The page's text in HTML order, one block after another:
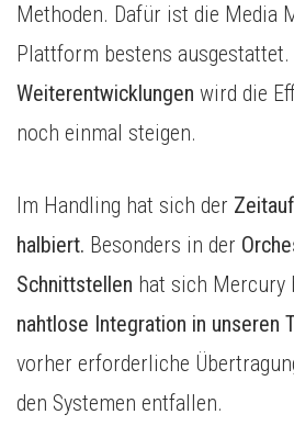
Methoden. Dafür ist die Media
Plattform bestens ausgestattet.
Weiterentwicklungen wird die
noch einmal steigen.
Im Handling hat sich der
halbiert. Besonders in der
Schnittstellen hat sich Mercury
nahtlose Integration in unseren
vorher erforderliche
den Systemen entfallen.